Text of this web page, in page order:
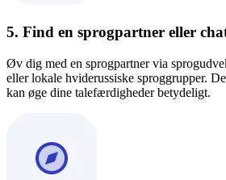
5. Find en sprogpartner eller
Øv dig med en sprogpartner via
eller lokale hviderussiske sproggrupper.
kan øge dine talefærdigheder betydeligt.